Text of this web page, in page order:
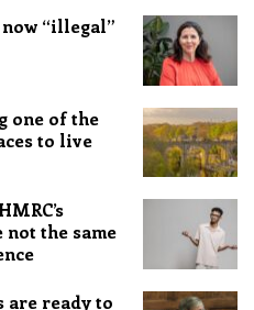
“illegal”
one of the
to live
the same
are ready to